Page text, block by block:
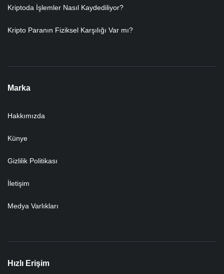
Kriptoda İşlemler Nasıl Kaydediliyor?
Kripto Paranın Fiziksel Karşılığı Var mı?
Marka
Hakkımızda
Künye
Gizlilik Politikası
İletişim
Medya Varlıkları
Hızlı Erişim